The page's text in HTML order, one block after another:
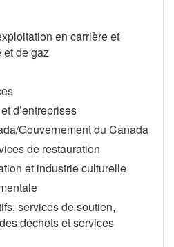
en carrière et
et de gaz
d’entreprises
Gouvernement du Canada
de restauration
et industrie culturelle
services de soutien,
déchets et services